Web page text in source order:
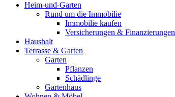
Heim-und-Garten
Rund um die Immobilie
Immobilie kaufen
Versicherungen & Finanzierungen
Haushalt
Terrasse & Garten
Garten
Pflanzen
Schädlinge
Gartenhaus